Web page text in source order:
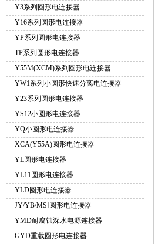
Y3系列圆形电连接器
Y16系列圆形电连接器
YP系列圆形电连接器
TP系列圆形电连接器
Y55M(XCM)系列圆形电连接器
YW1系列小圆形快速分离电连接器
Y23系列圆形电连接器
YS12小圆形电连接器
YQ小圆形电连接器
XCA(Y55A)圆形电连接器
YL圆形电连接器
YL11圆形电连接器
YLD圆形电连接器
JY/YB/MSⅠ圆形电连接器
YMD耐腐蚀深水电源连接器
GYD重载圆形电连接器